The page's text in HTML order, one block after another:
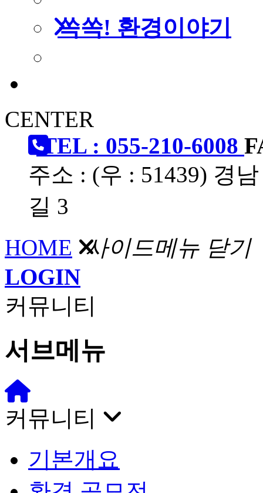
쏙쏙! 환경이야기
CENTER
TEL : 055-210-6008
주소 : (우 : 51439) 경
길 3
HOME 사이드메뉴 닫기
LOGIN
커뮤니티
서브메뉴
커뮤니티
기본개요